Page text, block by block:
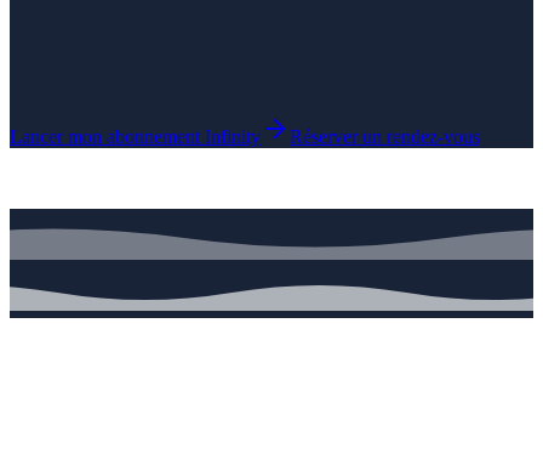
Lancer mon abonnement Infinity Réserver un rendez-vous